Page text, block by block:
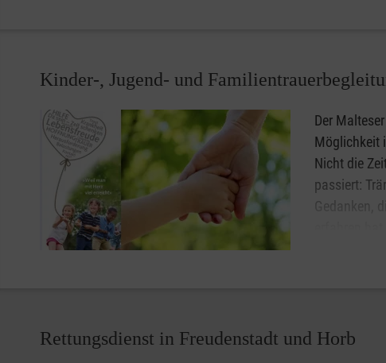
Kinder-, Jugend- und
Der
Möglichkeit
Nicht die
passiert:
Gedanken,
An drei
Ort: Robert-Bosch-Straße 8, 72250 Freudenstadt
Rettungsdienst in Freudenstadt und Horb